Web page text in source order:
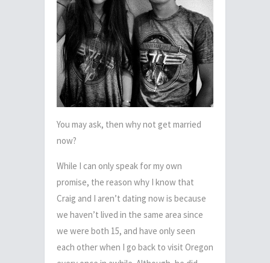
You may ask, then why not get married
now?
While I can only speak for my own
promise, the reason why I know that
Craig and I aren’t dating now is because
we haven’t lived in the same area since
we were both 15, and have only seen
each other when I go back to visit Oregon